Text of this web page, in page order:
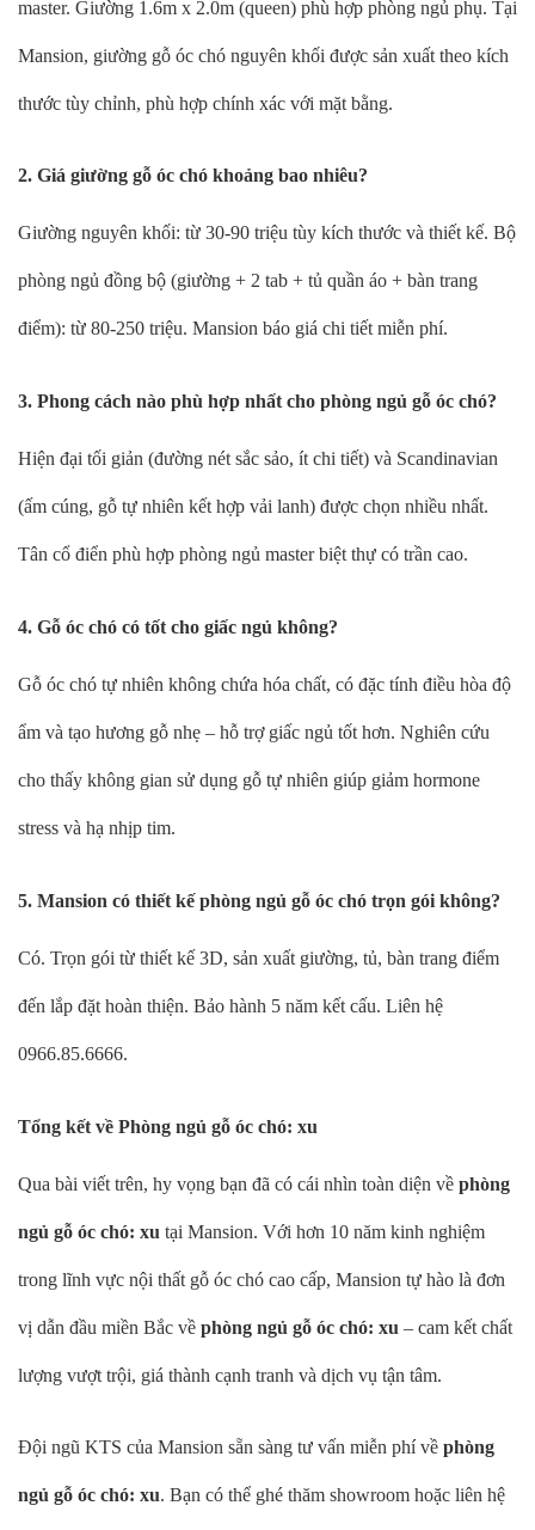
master. Giường 1.6m x 2.0m (queen) phù hợp phòng ngủ phụ. Tại
Mansion, giường gỗ óc chó nguyên khối được sản xuất theo kích
thước tùy chỉnh, phù hợp chính xác với mặt bằng.
2. Giá giường gỗ óc chó khoảng bao nhiêu?
Giường nguyên khối: từ 30-90 triệu tùy kích thước và thiết kế. Bộ
phòng ngủ đồng bộ (giường + 2 tab + tủ quần áo + bàn trang
điểm): từ 80-250 triệu. Mansion báo giá chi tiết miễn phí.
3. Phong cách nào phù hợp nhất cho phòng ngủ gỗ óc chó?
Hiện đại tối giản (đường nét sắc sảo, ít chi tiết) và Scandinavian
(ấm cúng, gỗ tự nhiên kết hợp vải lanh) được chọn nhiều nhất.
Tân cổ điển phù hợp phòng ngủ master biệt thự có trần cao.
4. Gỗ óc chó có tốt cho giấc ngủ không?
Gỗ óc chó tự nhiên không chứa hóa chất, có đặc tính điều hòa độ
ẩm và tạo hương gỗ nhẹ – hỗ trợ giấc ngủ tốt hơn. Nghiên cứu
cho thấy không gian sử dụng gỗ tự nhiên giúp giảm hormone
stress và hạ nhịp tim.
5. Mansion có thiết kế phòng ngủ gỗ óc chó trọn gói không?
Có. Trọn gói từ thiết kế 3D, sản xuất giường, tủ, bàn trang điểm
đến lắp đặt hoàn thiện. Bảo hành 5 năm kết cấu. Liên hệ
0966.85.6666.
Tổng kết về Phòng ngủ gỗ óc chó: xu
Qua bài viết trên, hy vọng bạn đã có cái nhìn toàn diện về phòng
ngủ gỗ óc chó: xu tại Mansion. Với hơn 10 năm kinh nghiệm
trong lĩnh vực nội thất gỗ óc chó cao cấp, Mansion tự hào là đơn
vị dẫn đầu miền Bắc về phòng ngủ gỗ óc chó: xu – cam kết chất
lượng vượt trội, giá thành cạnh tranh và dịch vụ tận tâm.
Đội ngũ KTS của Mansion sẵn sàng tư vấn miễn phí về phòng
ngủ gỗ óc chó: xu. Bạn có thể ghé thăm showroom hoặc liên hệ